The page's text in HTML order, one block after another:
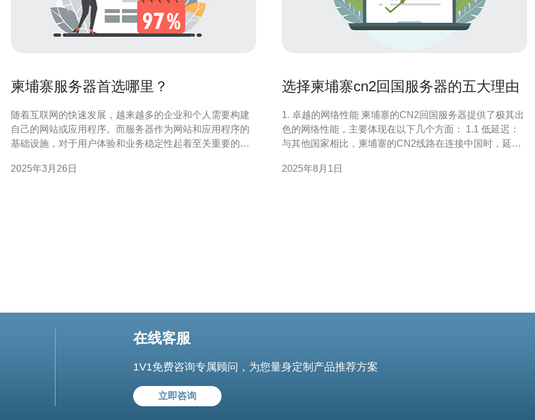
柬埔寨服务器首选哪里？
随着互联网的快速发展，越来越多的企业和个人需要构建
自己的网站或应用程序。而服务器作为网站和应用程序的
基础设施，对于用户体验和业务稳定性起着至关重要的作
需求也在不断增长。 柬埔寨的服务器市场相对较小，但随
2025年3月26日
选择柬埔寨cn2回国服务器的五大理由
1. 卓越的网络性能 柬埔寨的CN2回国服务器提供了极其出
色的网络性能，主要体现在以下几个方面： 1.1 低延迟：
与其他国家相比，柬埔寨的CN2线路在连接中国时，延迟
富，支持高并发的访问需求，对于需要大量数据传输的业
2025年8月1日
在线客服
1V1免费咨询专属顾问，为您量身定制产品推荐方案
立即咨询